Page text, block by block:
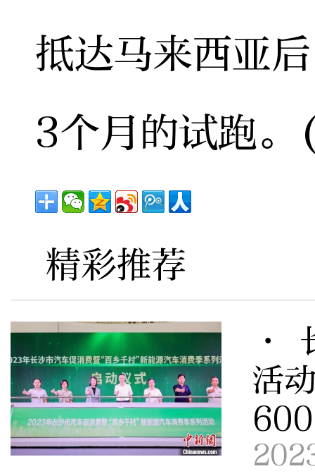
抵达马来西亚
3个月的试跑
精彩推荐
·
活